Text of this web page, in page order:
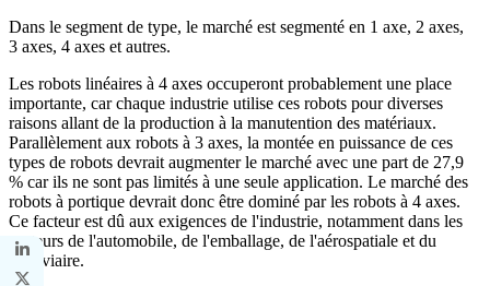
Dans le segment de type, le marché est segmenté en 1 axe, 2 axes,
3 axes, 4 axes et autres.
Les robots linéaires à 4 axes occuperont probablement une place
importante, car chaque industrie utilise ces robots pour diverses
raisons allant de la production à la manutention des matériaux.
Parallèlement aux robots à 3 axes, la montée en puissance de ces
types de robots devrait augmenter le marché avec une part de 27,9
% car ils ne sont pas limités à une seule application. Le marché des
robots à portique devrait donc être dominé par les robots à 4 axes.
Ce facteur est dû aux exigences de l'industrie, notamment dans les
secteurs de l'automobile, de l'emballage, de l'aérospatiale et du
ferroviaire.